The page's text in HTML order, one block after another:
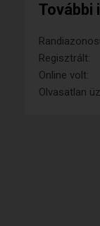
További
Regisztrált:
Online volt:
Olvasatlan